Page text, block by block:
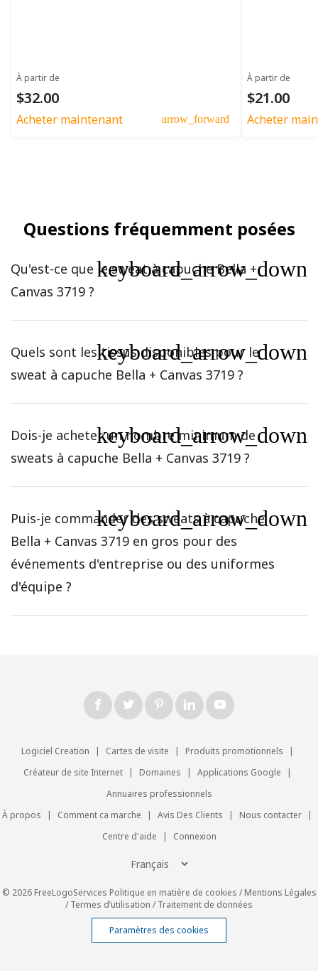
À partir de
$32.00
Acheter maintenant arrow_forward
À partir de
$21.00
Acheter
Questions fréquemment posées
Qu'est-ce que le sweat à capuche Bella +
Canvas 3719 ?
keyboard_arrow_down
Quels sont les tissus disponibles pour le
sweat à capuche Bella + Canvas 3719 ?
keyboard_arrow_down
Dois-je acheter un nombre minimum de
sweats à capuche Bella + Canvas 3719 ?
keyboard_arrow_down
Puis-je commander des sweats à capuche
Bella + Canvas 3719 en gros pour des
événements d'entreprise ou des uniformes
d'équipe ?
keyboard_arrow_down
Logiciel Creation | Cartes de visite | Produits promotionnels
|
Créateur de site Internet
| Domaines | Applications Google
|
Annuaires professionnels
À propos
| Comment ca marche | Avis Des Clients | Nous contacter
|
Centre d'aide
| Connexion
© 2026 FreeLogoServices Politique en matière de cookies /Mentions Légales
/Termes d’utilisation /Traitement de données
Paramètres des cookies